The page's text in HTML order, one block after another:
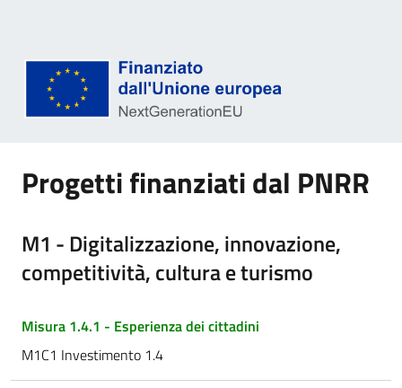
Progetti finanziati dal PNRR
M1 - Digitalizzazione, innovazione,
competitività, cultura e turismo
Misura 1.4.1 - Esperienza dei cittadini
M1C1 Investimento 1.4